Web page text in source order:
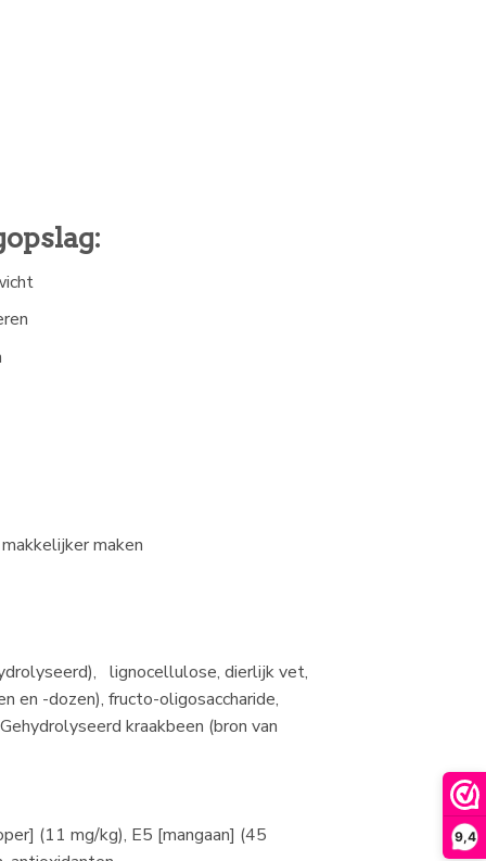
9,4
maken
lignocellulose, dierlijk vet,
en -dozen), fructo-oligosaccharide,
kraakbeen (bron van
(11 mg/kg), E5 [mangaan] (45